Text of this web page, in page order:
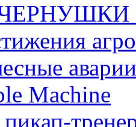
Machine